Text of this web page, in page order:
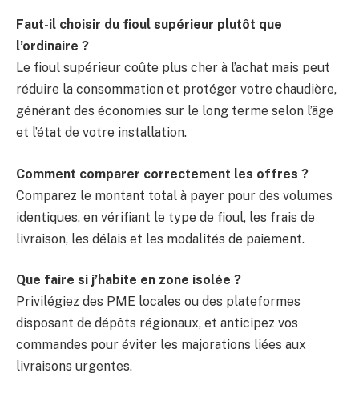
Faut-il choisir du fioul supérieur plutôt que
l’ordinaire ?
Le fioul supérieur coûte plus cher à l’achat mais peut
réduire la consommation et protéger votre chaudière,
générant des économies sur le long terme selon l’âge
et l’état de votre installation.
Comment comparer correctement les offres ?
Comparez le montant total à payer pour des volumes
identiques, en vérifiant le type de fioul, les frais de
livraison, les délais et les modalités de paiement.
Que faire si j’habite en zone isolée ?
Privilégiez des PME locales ou des plateformes
disposant de dépôts régionaux, et anticipez vos
commandes pour éviter les majorations liées aux
livraisons urgentes.